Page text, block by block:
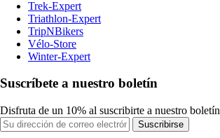
Trek-Expert
Triathlon-Expert
TripNBikers
Vélo-Store
Winter-Expert
Suscríbete a nuestro boletín
Disfruta de un 10% al suscribirte a nuestro boletín
Suscribirse